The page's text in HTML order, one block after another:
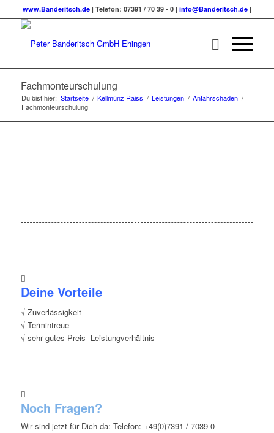
www.Banderitsch.de| Telefon: 07391 / 70 39 - 0 | info@Banderitsch.de |
Fachmonteurschulung
Du bist hier: Startseite / Kellmünz Raiss / Leistungen / Anfahrschaden /
Fachmonteurschulung
Deine Vorteile
√ Zuverlässigkeit
√ Termintreue
√ sehr gutes Preis- Leistungverhältnis
Noch Fragen?
Wir sind jetzt für Dich da: Telefon: +49(0)7391 / 7039 0